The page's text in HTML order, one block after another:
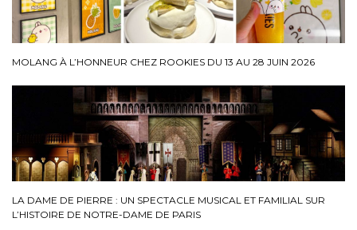
MOLANG À L’HONNEUR CHEZ ROOKIES DU 13 AU 28 JUIN 2026
LA DAME DE PIERRE : UN SPECTACLE MUSICAL ET FAMILIAL SUR
L’HISTOIRE DE NOTRE-DAME DE PARIS